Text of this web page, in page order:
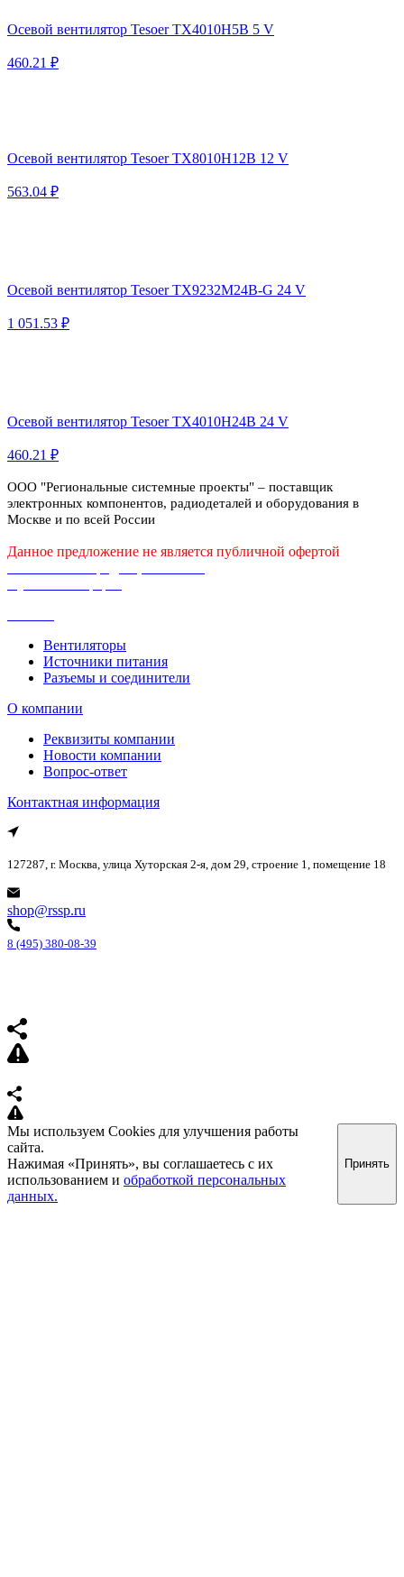
Осевой вентилятор Tesoer TX4010H5B 5 V
460.21 ₽
Осевой вентилятор Tesoer TX8010H12B 12 V
563.04 ₽
Осевой вентилятор Tesoer TX9232M24B-G 24 V
1 051.53 ₽
Осевой вентилятор Tesoer TX4010H24B 24 V
460.21 ₽
ООО "Региональные системные проекты" – поставщик
электронных компонентов, радиодеталей и оборудования в
Москве и по всей России
Данное предложение не является публичной офертой
Вентиляторы
Источники питания
Разъемы и соединители
О компании
Реквизиты компании
Новости компании
Вопрос-ответ
Контактная информация
127287, г. Москва, улица Хуторская 2-я, дом 29, строение 1, помещение 18
shop@rssp.ru
8 (495) 380-08-39
Мы используем Cookies для улучшения работы
сайта.
Нажимая «Принять», вы соглашаетесь с их
использованием и обработкой персональных
данных.
Принять